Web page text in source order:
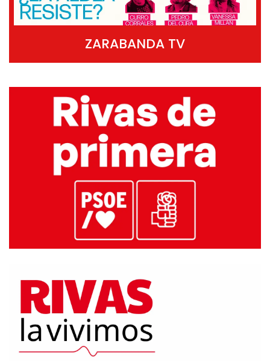
ZARABANDA TV